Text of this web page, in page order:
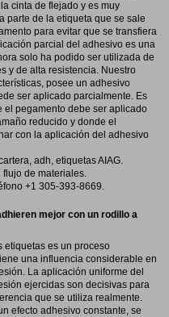
cinta de flejado y es muy
parte de la etiqueta que se sale
para evitar que se transfiera
parcial del adhesivo es una
solo ha podido ser utilizada de
y de alta resistencia. Nuestro
posee un adhesivo
ser aplicado parcialmente. Es
el pegamento debe ser aplicado
reducido y donde el
con la aplicación del adhesivo
adh, etiquetas AIAG.
de materiales.
+1 305-393-8669.
mejor con un rodillo a
etiquetas es un proceso
una influencia considerable en
La aplicación uniforme del
ejercidas son decisivas para
que se utiliza realmente.
efecto adhesivo constante, se